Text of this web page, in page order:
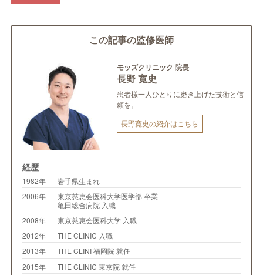
この記事の監修医師
モッズクリニック 院長
長野 寛史
患者様一人ひとりに磨き上げた技術と信
頼を。
長野寛史の紹介はこちら
経歴
1982年
岩手県生まれ
2006年
東京慈恵会医科大学医学部 卒業
亀田総合病院 入職
2008年
東京慈恵会医科大学 入職
2012年
THE CLINIC 入職
2013年
THE CLINI 福岡院 就任
2015年
THE CLINIC 東京院 就任